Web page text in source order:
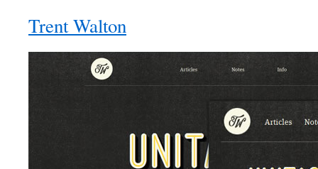
Trent Walton